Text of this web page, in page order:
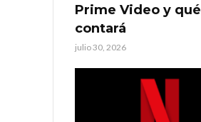
Prime Video y qué
contará
julio 30, 2026